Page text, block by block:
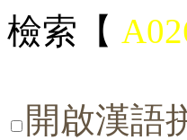
檢索【
開啟漢語